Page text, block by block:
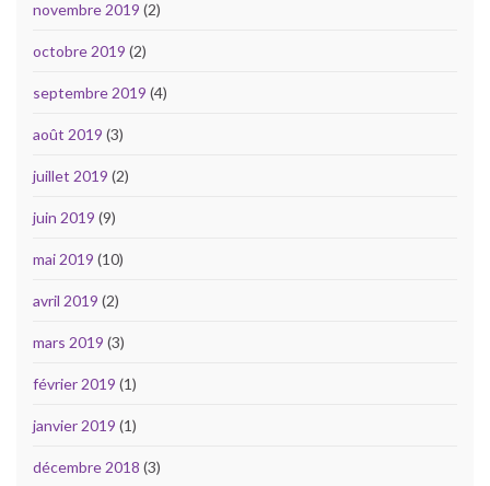
novembre 2019 (2)
octobre 2019 (2)
septembre 2019 (4)
août 2019 (3)
juillet 2019 (2)
juin 2019 (9)
mai 2019 (10)
avril 2019 (2)
mars 2019 (3)
février 2019 (1)
janvier 2019 (1)
décembre 2018 (3)